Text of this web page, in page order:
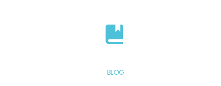
BLOG